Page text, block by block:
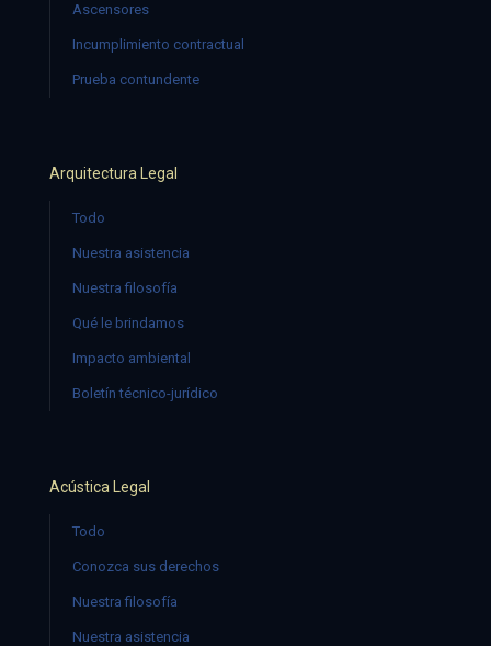
Ascensores
Incumplimiento contractual
Prueba contundente
Arquitectura Legal
Todo
Nuestra asistencia
Nuestra filosofía
Qué le brindamos
Impacto ambiental
Boletín técnico-jurídico
Acústica Legal
Todo
Conozca sus derechos
Nuestra filosofía
Nuestra asistencia